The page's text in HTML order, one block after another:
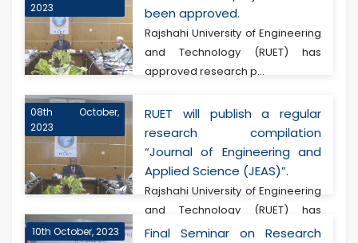
2023
been approved.
Rajshahi University of Engineering
and Technology (RUET) has
approved research p...
08th October,
2023
RUET will publish a regular
research compilation
“Journal of Engineering and
Applied Science (JEAS)”.
Rajshahi University of Engineering
and Technology (RUET) has
decided to publish...
10th October, 2023
Final Seminar on Research